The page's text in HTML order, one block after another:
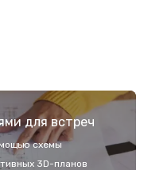
для встреч
схемы
3D-планов